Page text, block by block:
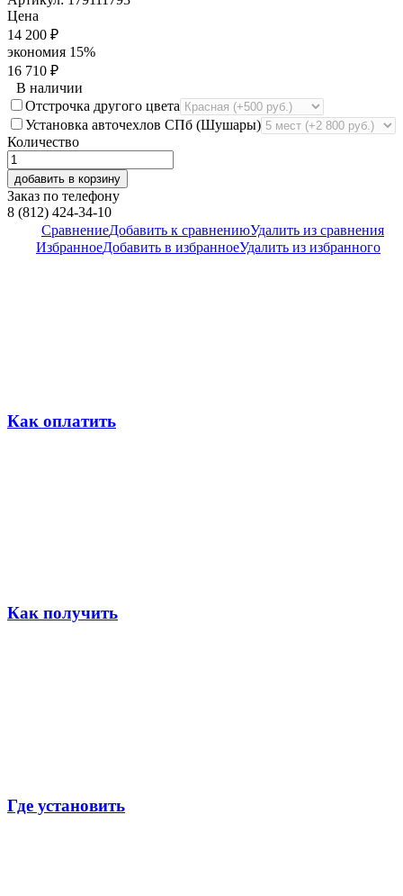
Цена
14 200 ₽
экономия 15%
16 710 ₽
В наличии
Отстрочка другого цвета
Установка авточехлов СПб (Шушары)
Количество
добавить в корзину
Заказ по телефону
8 (812) 424-34-10
СравнениеДобавить к сравнениюУдалить из сравнения
ИзбранноеДобавить в избранноеУдалить из избранного
Как оплатить
Как получить
Где установить